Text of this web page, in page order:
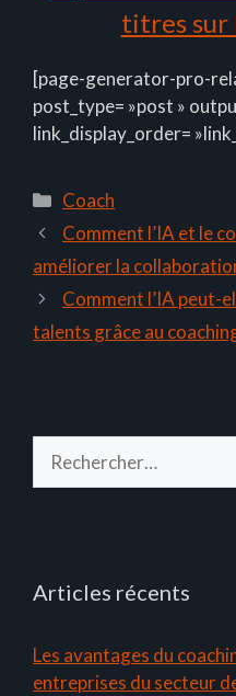
titres sur
[page-generator-pro-
post_type= »post »
link_display_order=
Catégories
Coach
Comment l’IA et le
améliorer la
Comment l’IA peut-
talents grâce au
Articles récents
Les avantages du
entreprises du secteur